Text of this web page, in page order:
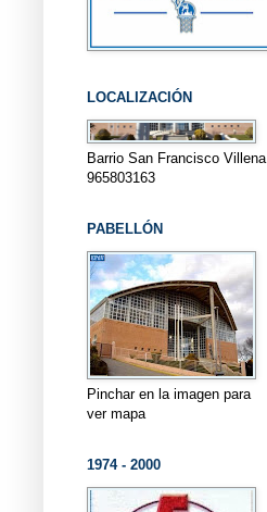
LOCALIZACIÓN
Barrio San Francisco Villena
965803163
PABELLÓN
Pinchar en la imagen para
ver mapa
1974 - 2000